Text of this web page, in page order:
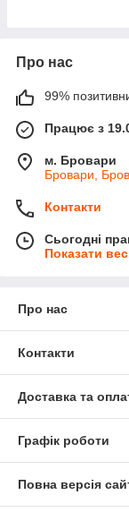
Про нас
99%
Працює з
м. Бровари
Бровари,
Контакти
Сьогодні
Показати
Про нас
Контакти
Доставка та
Графік роботи
Повна версія